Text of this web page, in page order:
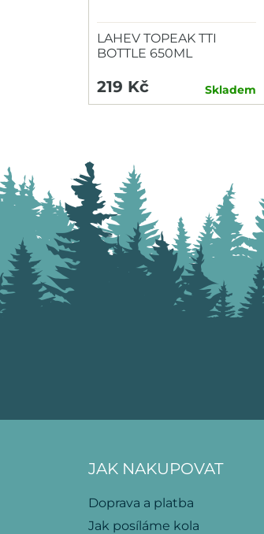
LAHEV TOPEAK TTI
BOTTLE 650ML
219 Kč Skladem
JAK NAKUPOVAT
Doprava a platba
Jak posíláme kola